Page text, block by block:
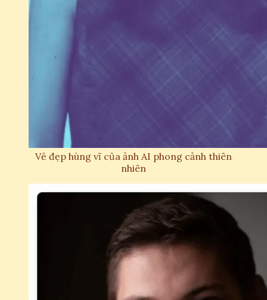
Vẻ đẹp hùng vĩ của ảnh AI phong cảnh thiên
nhiên